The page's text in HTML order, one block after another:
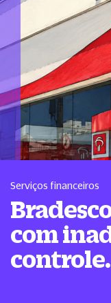
Serviços financeiros
com
controle.